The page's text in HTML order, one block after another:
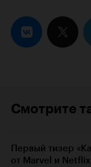
Смотрите
Первый тизер
от Marvel и Netflix